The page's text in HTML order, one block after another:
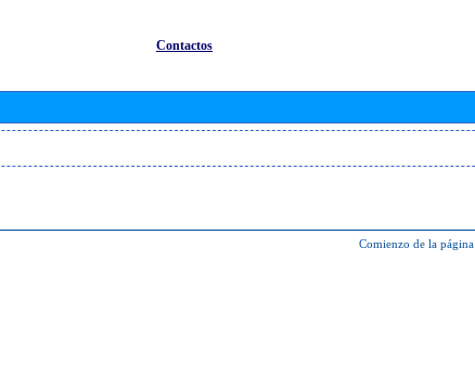
Contactos
Comienzo de la página